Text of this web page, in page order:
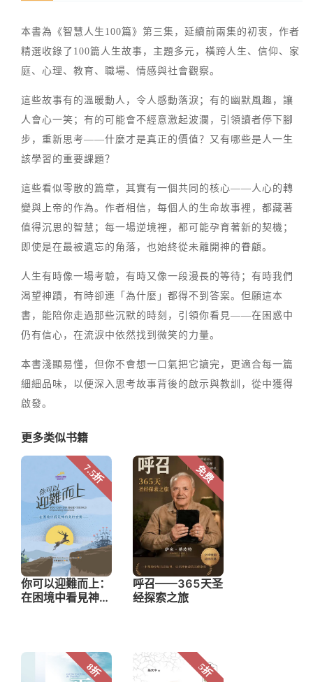
本書為《智慧人生100篇》第三集，延續前兩集的初衷，作者
精選收錄了100篇人生故事，主題多元，橫跨人生、信仰、家
庭、心理、教育、職場、情感與社會觀察。
這些故事有的溫暖動人，令人感動落淚；有的幽默風趣，讓
人會心一笑；有的可能會不經意激起波瀾，引領讀者停下腳
步，重新思考——什麼才是真正的價值？又有哪些是人一生
該學習的重要課題？
這些看似零散的篇章，其實有一個共同的核心——人心的轉
變與上帝的作為。作者相信，每個人的生命故事裡，都藏著
值得沉思的智慧；每一場逆境裡，都可能孕育著新的契機；
即使是在最被遺忘的角落，也始終從未離開神的眷顧。
人生有時像一場考驗，有時又像一段漫長的等待；有時我們
渴望神蹟，有時卻連「為什麼」都得不到答案。但願這本
書，能陪你走過那些沉默的時刻，引領你看見——在困惑中
仍有信心，在流淚中依然找到微笑的力量。
本書淺顯易懂，但你不會想一口氣把它讀完，更適合每一篇
細細品味，以便深入思考故事背後的啟示與教訓，從中獲得
啟發。
更多类似书籍